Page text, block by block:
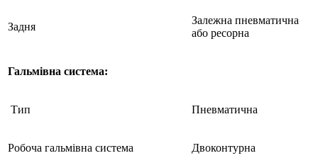
Задня
Залежна пневматична
або ресорна
Гальмівна система:
Тип Пневматична
Робоча гальмівна система Двоконтурна